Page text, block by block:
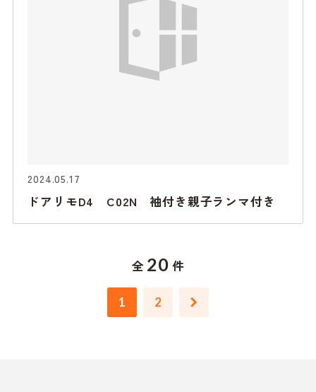
2024.05.17
ドアリモD4 C02N 袖付き親子ランマ付き
全 20 件
1 2